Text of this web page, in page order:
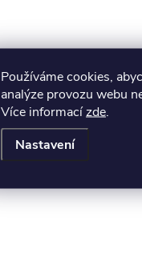
Používáme cookies,
analýze provozu webu
Více informacízde.
Nastavení